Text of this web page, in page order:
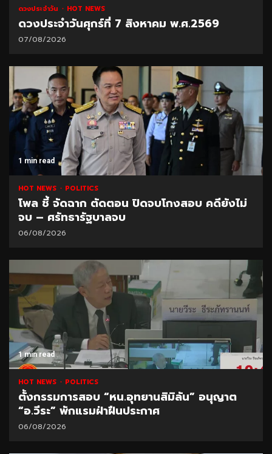
ดวงประจำวัน HOT NEWS
ดวงประจำวันศุกร์ที่ 7 สิงหาคม พ.ศ.2569
07/08/2026
1 min read
HOT NEWS POLITICS
โพล ชี้ จัดฉาก ตัดตอน ปิดจบโกงสอบ คดียังไม่
จบ – ศรัทธารัฐบาลจบ
06/08/2026
1 min read
HOT NEWS POLITICS
ตั้งกรรมการสอบ “หน.อุทยานสิมิลัน” อนุญาต
“อ.วีระ” พักแรมฝ่าฝืนประกาศ
06/08/2026